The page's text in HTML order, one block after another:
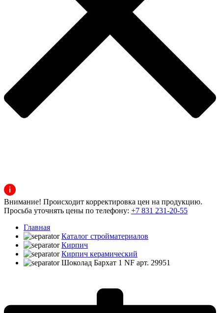
Внимание! Происходит корректировка цен на продукцию.
Просьба уточнять цены по телефону: +7 831 231-20-55
Главная
Каталог стройматериалов
Кирпич
Кирпич керамический
Шоколад Бархат 1 NF арт. 29951